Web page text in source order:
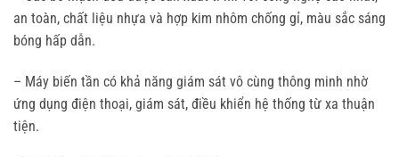
an toàn, chất liệu nhựa và hợp kim nhôm chống gỉ, màu sắc sáng
bóng hấp dẫn.
– Máy biến tần có khả năng giám sát vô cùng thông minh nhờ
ứng dụng điện thoại, giám sát, điều khiển hệ thống từ xa thuận
tiện.